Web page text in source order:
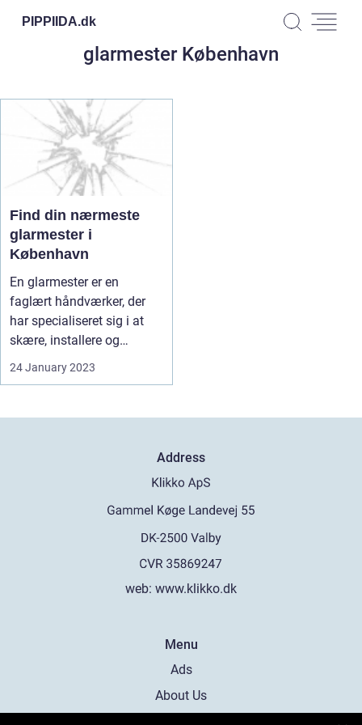
PIPPIIDA.dk
glarmester København
Find din nærmeste
glarmester i
København
En glarmester er en
faglært håndværker, der
har specialiseret sig i at
skære, installere og
reparere...
24 January 2023
Address
web: www.klikko.dk
Menu
Ads
About Us